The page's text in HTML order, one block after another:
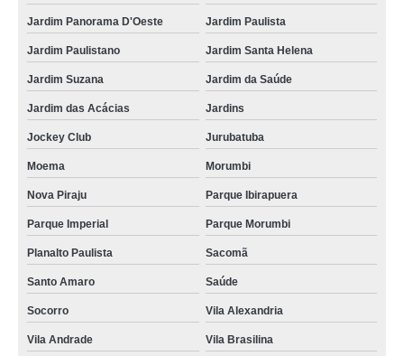
Jardim Panorama D'Oeste Jardim Paulista
Jardim Paulistano Jardim Santa Helena
Jardim Suzana Jardim da Saúde
Jardim das Acácias Jardins
Jockey Club Jurubatuba
Moema Morumbi
Nova Piraju Parque Ibirapuera
Parque Imperial Parque Morumbi
Planalto Paulista Sacomã
Santo Amaro Saúde
Socorro Vila Alexandria
Vila Andrade Vila Brasilina